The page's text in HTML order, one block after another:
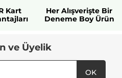
Kart
Her Alışverişte Bir
Deneme Boy Ürün
ve Üyelik
OK